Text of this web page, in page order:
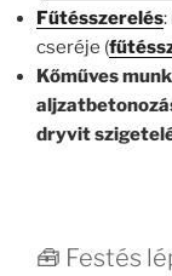
Fűtésszerelés
cseréje (
Kőműves
dryvit
🧰 Festés